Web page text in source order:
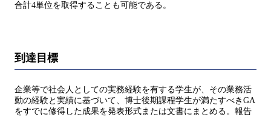
合計4単位を取得することも可能である。
到達目標
企業等で社会人としての実務経験を有する学生が、その業務活
動の経験と実績に基づいて、博士後期課程学生が満たすべきGA
をすでに修得した成果を発表形式または文書にまとめる。報告